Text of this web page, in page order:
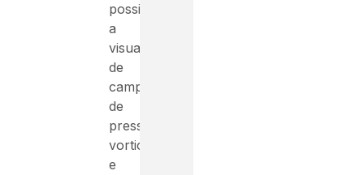
possibilita
a
visualização
de
campos
de
pressão,
vorticidade
e